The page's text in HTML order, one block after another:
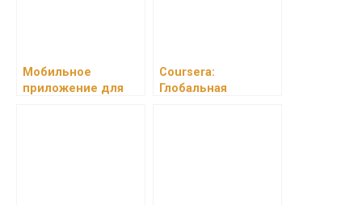
Мобильное
приложение для
Coursera:
Глобальная